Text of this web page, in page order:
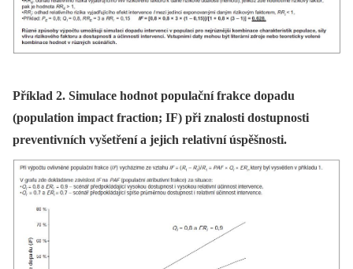
Příklad 2. Simulace hodnot populační frakce dopadu
(population impact fraction; IF) při znalosti dostupnosti
preventivních vyšetření a jejich relativní úspěšnosti.